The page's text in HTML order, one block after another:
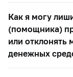
Как я могу
(помощника)
или отклонять
денежных